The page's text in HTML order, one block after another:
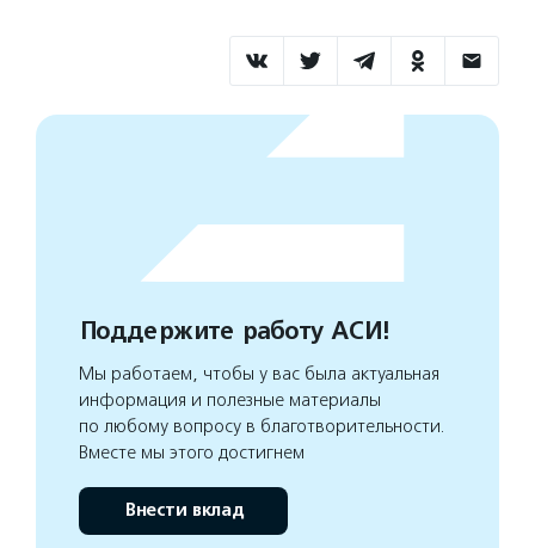
Поддержите работу АСИ!
Мы работаем, чтобы у вас была актуальная
информация и полезные материалы
по любому вопросу в благотворительности.
Вместе мы этого достигнем
Внести вклад